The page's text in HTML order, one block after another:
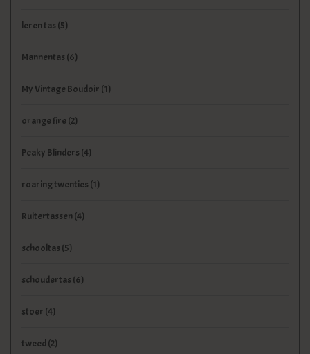
leren tas (5)
Mannentas (6)
My Vintage Boudoir (1)
orange fire (2)
Peaky Blinders (4)
roaring twenties (1)
Ruitertassen (4)
schooltas (5)
schoudertas (6)
stoer (4)
tweed (2)